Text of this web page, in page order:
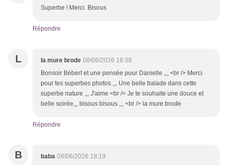
Superbe ! Merci. Bisous
Répondre
L la mure brode 08/06/2026 18:38
Bonsoir Bébert et une pensée pour Danielle ,,, <br /> Merci
pour tes superbes photos ,,, Une belle balade dans cette
superbe nature ,,, J'aime <br /> Je te souhaite une douce et
belle soirée,,, bisous bisous ,,, <br /> la mure brode
Répondre
B baba 08/06/2026 18:19